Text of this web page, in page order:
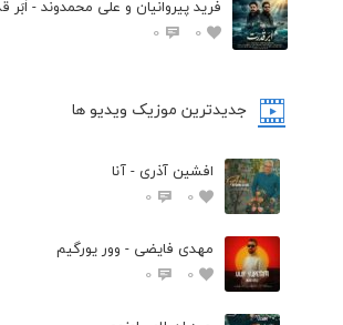
فرید پیروانیان و علی محمدوند - اَبَر
0
0
جدیدترین موزیک ویدیو ها
افشین آذری - آنا
0
0
مهدی فایضی - وور یورگیم
0
0